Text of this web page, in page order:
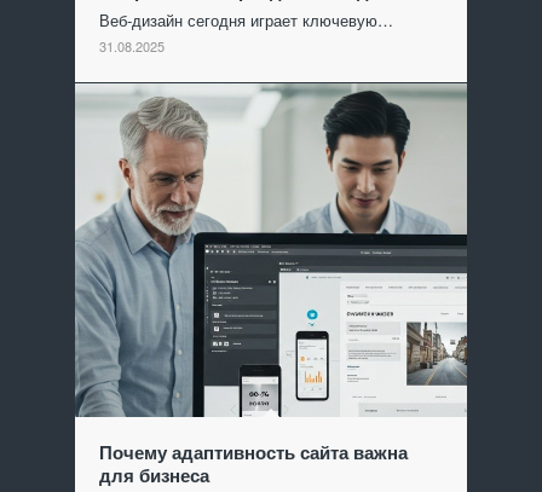
Веб-дизайн сегодня играет ключевую…
31.08.2025
Почему адаптивность сайта важна
для бизнеса